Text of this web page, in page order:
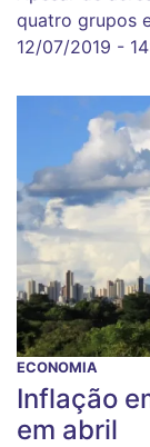
quatro grupos
12/07/2019 -
ECONOMIA
Inflação
em abril